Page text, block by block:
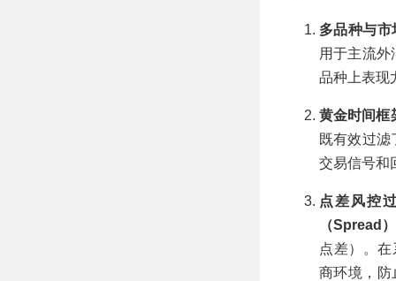
多品种与
用于主流
品种上表现
黄金时间框
既有效过滤
交易信号和
点差风控
（Spread
点差）。
商环境，防